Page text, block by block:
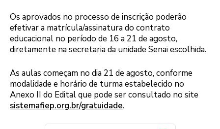
Os aprovados no processo de inscrição poderão
efetivar a matrícula/assinatura do contrato
educacional no período de 16 a 21 de agosto,
diretamente na secretaria da unidade Senai escolhida.
As aulas começam no dia 21 de agosto, conforme
modalidade e horário de turma estabelecido no
Anexo II do Edital que pode ser consultado no site
sistemafiep.org.br/gratuidade.